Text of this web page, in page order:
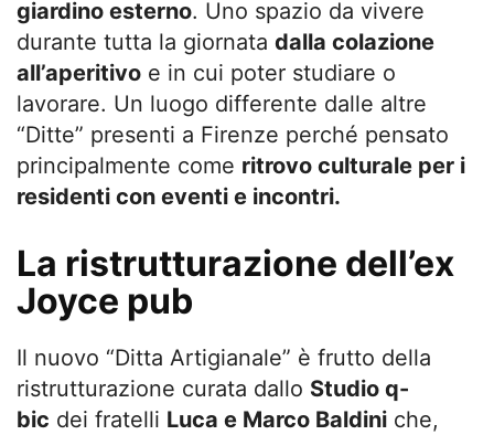
giardino esterno. Uno spazio da vivere
durante tutta la giornata dalla colazione
all’aperitivo e in cui poter studiare o
lavorare. Un luogo differente dalle altre
“Ditte” presenti a Firenze perché pensato
principalmente come ritrovo culturale per i
residenti con eventi e incontri.
La ristrutturazione dell’ex
Joyce pub
Il nuovo “Ditta Artigianale” è frutto della
ristrutturazione curata dallo Studio q-
bic dei fratelli Luca e Marco Baldini che,